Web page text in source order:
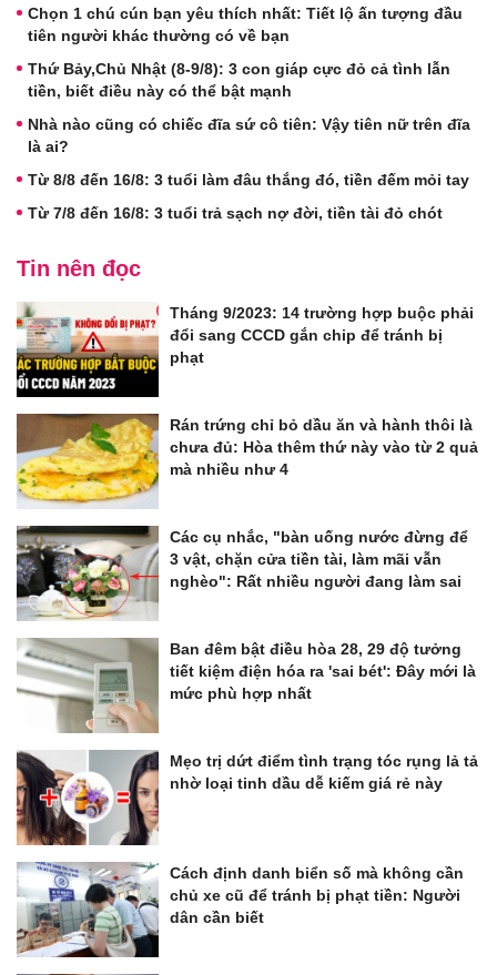
Chọn 1 chú cún bạn yêu thích nhất: Tiết lộ ấn tượng đầu
tiên người khác thường có về bạn
Thứ Bảy,Chủ Nhật (8-9/8): 3 con giáp cực đỏ cả tình lẫn
tiền, biết điều này có thể bật mạnh
Nhà nào cũng có chiếc đĩa sứ cô tiên: Vậy tiên nữ trên đĩa
là ai?
Từ 8/8 đến 16/8: 3 tuổi làm đâu thắng đó, tiền đếm mỏi tay
Từ 7/8 đến 16/8: 3 tuổi trả sạch nợ đời, tiền tài đỏ chót
Tin nên đọc
Tháng 9/2023: 14 trường hợp buộc phải
đổi sang CCCD gắn chip để tránh bị
phạt
Rán trứng chỉ bỏ dầu ăn và hành thôi là
chưa đủ: Hòa thêm thứ này vào từ 2 quả
mà nhiều như 4
Các cụ nhắc, "bàn uống nước đừng để
3 vật, chặn cửa tiền tài, làm mãi vẫn
nghèo": Rất nhiều người đang làm sai
Ban đêm bật điều hòa 28, 29 độ tưởng
tiết kiệm điện hóa ra 'sai bét': Đây mới là
mức phù hợp nhất
Mẹo trị dứt điểm tình trạng tóc rụng lả tả
nhờ loại tinh dầu dễ kiếm giá rẻ này
Cách định danh biển số mà không cần
chủ xe cũ để tránh bị phạt tiền: Người
dân cần biết